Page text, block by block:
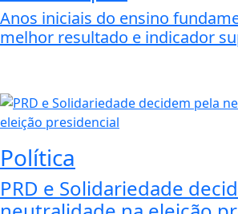
Anos iniciais do ensino
melhor resultado e indicador
Política
PRD e Solidariedade